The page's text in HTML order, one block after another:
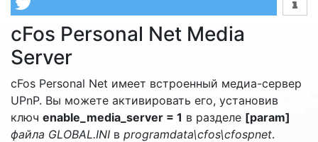
cFos Personal Net Media
Server
cFos Personal Net имеет встроенный медиа-сервер
UPnP. Вы можете активировать его, установив
ключ enable_media_server = 1 в разделе [param]
файла GLOBAL.INI в programdata\cfos\cfospnet.